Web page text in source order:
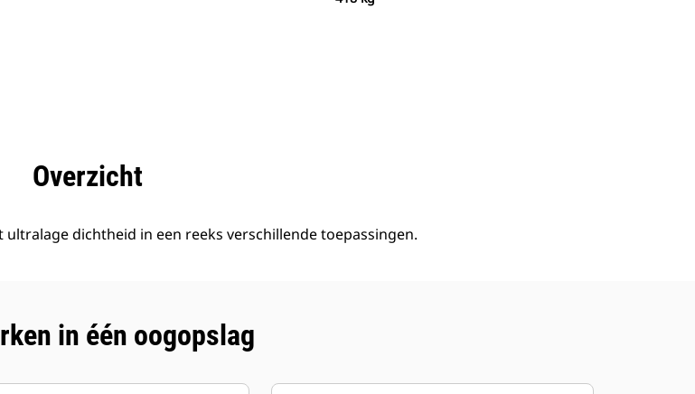
Overzicht
dichtheid in een reeks verschillende toepassingen.
in één oogopslag